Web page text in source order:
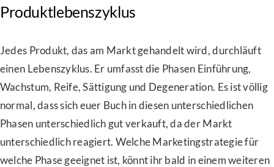
Produktlebenszyklus
Jedes Produkt, das am Markt gehandelt wird, durchläuft
einen Lebenszyklus. Er umfasst die Phasen Einführung,
Wachstum, Reife, Sättigung und Degeneration. Es ist völlig
normal, dass sich euer Buch in diesen unterschiedlichen
Phasen unterschiedlich gut verkauft, da der Markt
unterschiedlich reagiert. Welche Marketingstrategie für
welche Phase geeignet ist, könnt ihr bald in einem weiteren